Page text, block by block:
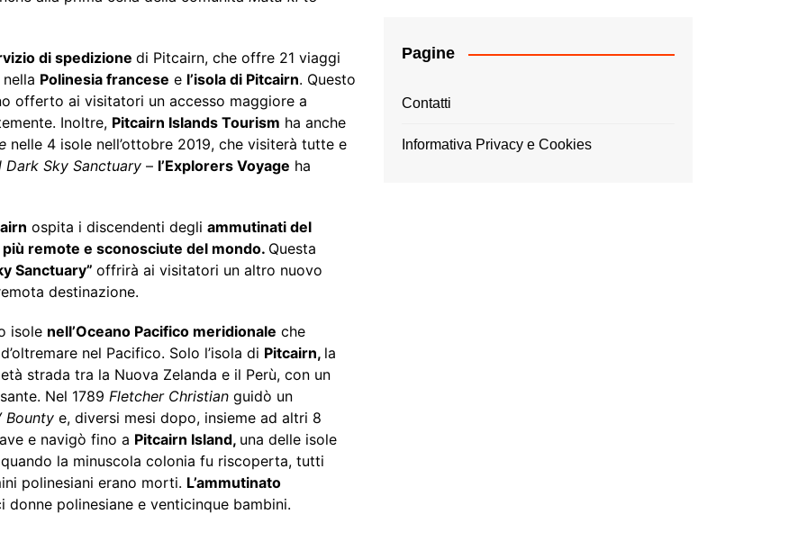
di spedizione di Pitcairn, che offre 21 viaggi
nella Polinesia francese e l’isola di Pitcairn. Questo
offerto ai visitatori un accesso maggiore a
Inoltre, Pitcairn Islands Tourism ha anche
nelle 4 isole nell’ottobre 2019, che visiterà tutte e
Dark Sky Sanctuary – l’Explorers Voyage ha
ospita i discendenti degli ammutinati del
più remote e sconosciute del mondo. Questa
Sanctuary” offrirà ai visitatori un altro nuovo
destinazione.
isole nell’Oceano Pacifico meridionale che
nel Pacifico. Solo l’isola di Pitcairn, la
strada tra la Nuova Zelanda e il Perù, con un
Nel 1789 Fletcher Christian guidò un
Bounty e, diversi mesi dopo, insieme ad altri 8
e navigò fino a Pitcairn Island, una delle isole
la minuscola colonia fu riscoperta, tutti
polinesiani erano morti. L’ammutinato
donne polinesiane e venticinque bambini.
Pagine
Contatti
Informativa Privacy e Cookies